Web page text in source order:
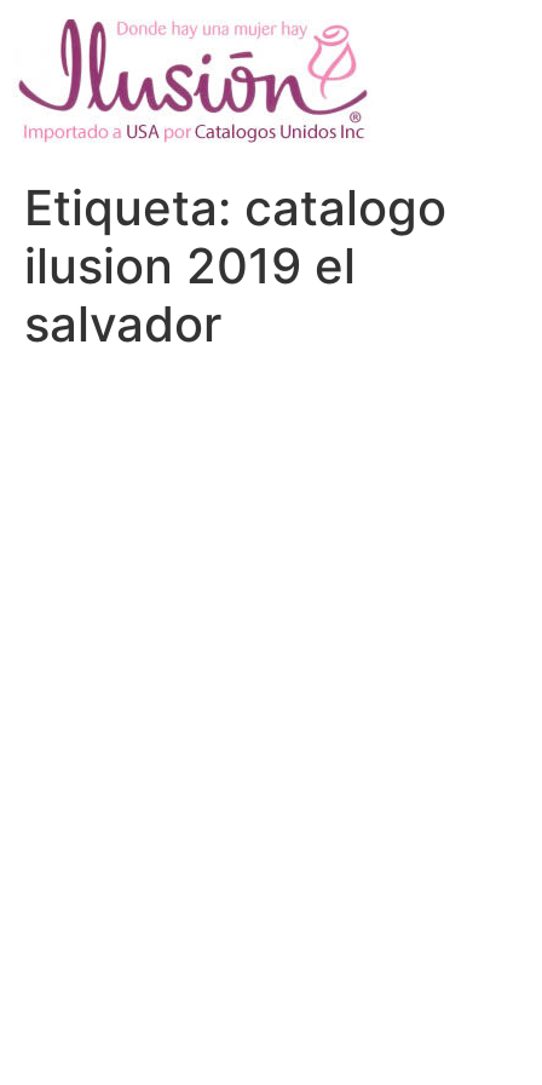
contenido
Etiqueta: catalogo
ilusion 2019 el
salvador